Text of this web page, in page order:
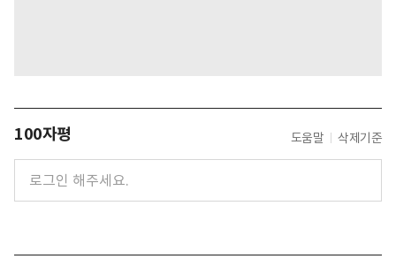
100자평 도움말 삭제기준